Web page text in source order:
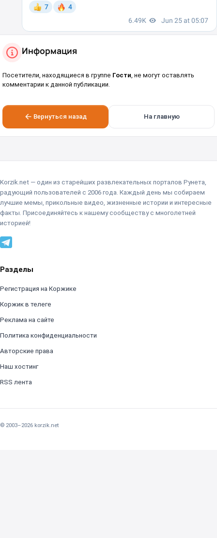
Информация
Посетители, находящиеся в группе Гости , не могут оставлять
комментарии к данной публикации.
Вернуться назад На главную
Korzik.net — один из старейших развлекательных порталов Рунета,
радующий пользователей с 2006 года. Каждый день мы собираем
лучшие мемы, прикольные видео, жизненные истории и интересные
факты. Присоединяйтесь к нашему сообществу с многолетней
историей!
Разделы
Регистрация на Коржике
Коржик в телеге
Реклама на сайте
Политика конфиденциальности
Авторские права
Наш хостинг
RSS лента
© 2003–2026 korzik.net